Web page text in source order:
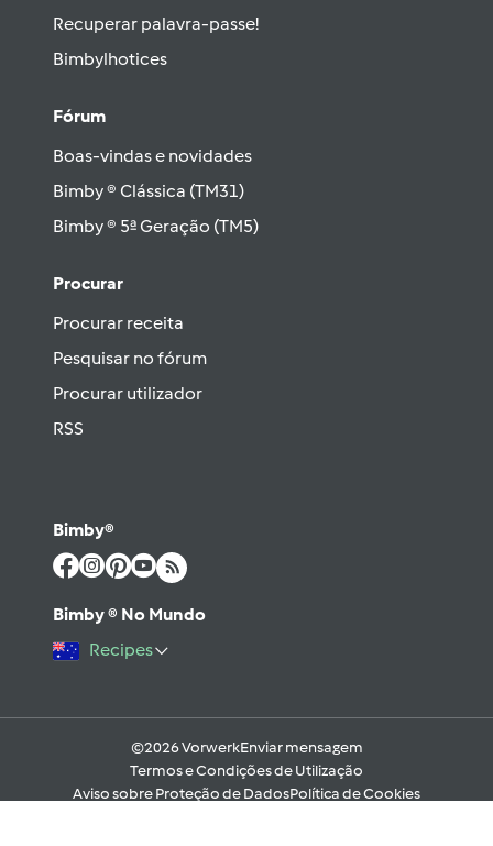
Recuperar palavra-passe!
Bimbylhotices
Fórum
Boas-vindas e novidades
Bimby ® Clássica (TM31)
Bimby ® 5ª Geração (TM5)
Procurar
Procurar receita
Pesquisar no fórum
Procurar utilizador
RSS
Bimby®
Bimby ® No Mundo
Recipes
©2026 VorwerkEnviar mensagem
Termos e Condições de Utilização
Aviso sobre Proteção de DadosPolítica de Cookies